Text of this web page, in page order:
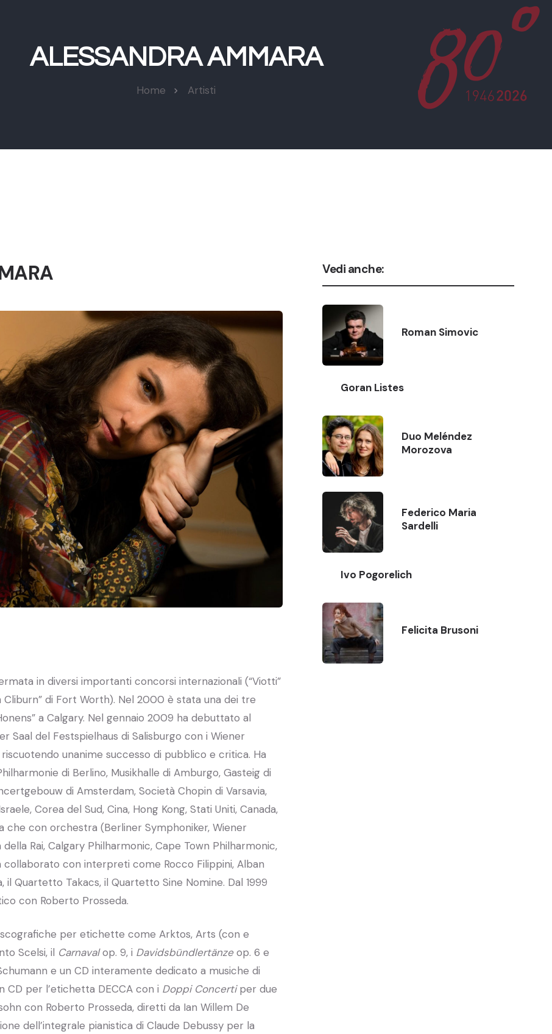
ALESSANDRA AMMARA
Home Artisti
in diversi importanti concorsi internazionali (“Viotti”
Cliburn” di Fort Worth). Nel 2000 è stata una dei tre
a Calgary. Nel gennaio 2009 ha debuttato al
Saal del Festspielhaus di Salisburgo con i Wiener
unanime successo di pubblico e critica. Ha
di Berlino, Musikhalle di Amburgo, Gasteig di
di Amsterdam, Società Chopin di Varsavia,
Corea del Sud, Cina, Hong Kong, Stati Uniti, Canada,
che con orchestra (Berliner Symphoniker, Wiener
Rai, Calgary Philharmonic, Cape Town Philharmonic,
collaborato con interpreti come Rocco Filippini, Alban
Quartetto Takacs, il Quartetto Sine Nomine. Dal 1999
con Roberto Prosseda.
per etichette come Arktos, Arts (con e
Scelsi, il Carnavalop. 9, i Davidsbündlertänzeop. 6 e
e un CD interamente dedicato a musiche di
CD per l’etichetta DECCA con i Doppi Concertiper due
con Roberto Prosseda, diretti da Ian Willem De
dell’integrale pianistica di Claude Debussy per la
Vedi anche:
Roman Simovic
Goran Listes
Duo Meléndez
Morozova
Federico Maria
Sardelli
Ivo Pogorelich
Felicita Brusoni